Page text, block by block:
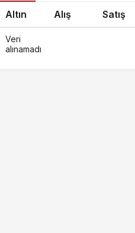
Altın Alış Satış
Veri
alınamadı